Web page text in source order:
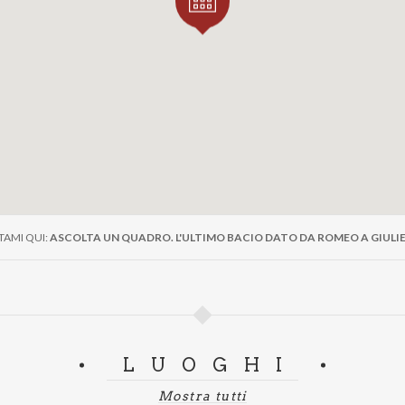
QUI: ASCOLTA UN QUADRO. L'ULTIMO BACIO DATO DA ROMEO A
LUOGHI
Mostra tutti